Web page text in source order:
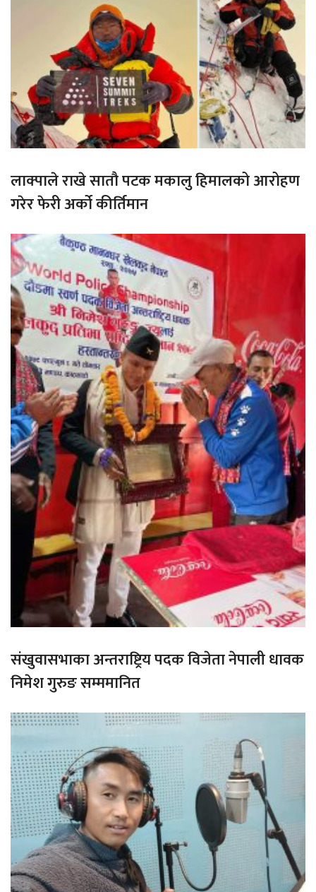
लाक्पाले राखे सातौ पटक मकालु हिमालको आरोहण
गरेर फेरी अर्को कीर्तिमान
संखुवासभाका अन्तराष्ट्रिय पदक विजेता नेपाली धावक
निमेश गुरुङ सम्ममानित